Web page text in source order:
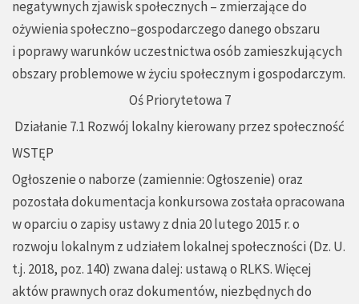
negatywnych zjawisk społecznych – zmierzające do
ożywienia społeczno–gospodarczego danego obszaru
i poprawy warunków uczestnictwa osób zamieszkujących
obszary problemowe w życiu społecznym i gospodarczym.
Oś Priorytetowa 7
Działanie 7.1 Rozwój lokalny kierowany przez społeczność
WSTĘP
Ogłoszenie o naborze (zamiennie: Ogłoszenie) oraz
pozostała dokumentacja konkursowa została opracowana
w oparciu o zapisy ustawy z dnia 20 lutego 2015 r. o
rozwoju lokalnym z udziałem lokalnej społeczności (Dz. U.
t.j. 2018, poz. 140) zwana dalej: ustawą o RLKS. Więcej
aktów prawnych oraz dokumentów, niezbędnych do